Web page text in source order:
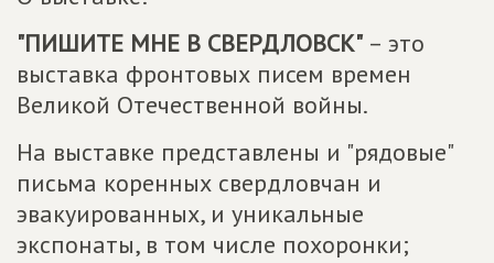
"ПИШИТЕ МНЕ В СВЕРДЛОВСК" – это
выставка фронтовых писем времен
Великой Отечественной войны.
На выставке представлены и "рядовые"
письма коренных свердловчан и
эвакуированных, и уникальные
экспонаты, в том числе похоронки;